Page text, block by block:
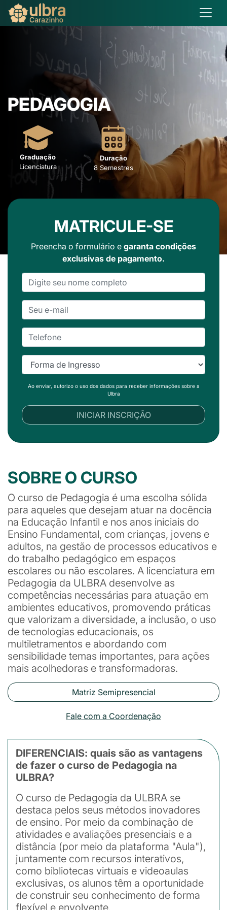
PEDAGOGIA
Graduação
Licenciatura
Duração
8 Semestres
MATRICULE-SE
Preencha o formulário e garanta condições
exclusivas de pagamento.
Ao enviar, autorizo o uso dos dados para receber informações sobre a
Ulbra
INICIAR INSCRIÇÃO
SOBRE O CURSO
O curso de Pedagogia é uma escolha sólida
para aqueles que desejam atuar na docência
na Educação Infantil e nos anos iniciais do
Ensino Fundamental, com crianças, jovens e
adultos, na gestão de processos educativos e
do trabalho pedagógico em espaços
escolares ou não escolares. A licenciatura em
Pedagogia da ULBRA desenvolve as
competências necessárias para atuação em
ambientes educativos, promovendo práticas
que valorizam a diversidade, a inclusão, o uso
de tecnologias educacionais, os
multiletramentos e abordando com
sensibilidade temas importantes, para ações
mais acolhedoras e transformadoras.
Matriz Semipresencial
Fale com a Coordenação
DIFERENCIAIS: quais são as vantagens
de fazer o curso de Pedagogia na
ULBRA?
O curso de Pedagogia da ULBRA se
destaca pelos seus métodos inovadores
de ensino. Por meio da combinação de
atividades e avaliações presenciais e a
distância (por meio da plataforma "Aula"),
juntamente com recursos interativos,
como bibliotecas virtuais e videoaulas
exclusivas, os alunos têm a oportunidade
de construir seu conhecimento de forma
flexível e envolvente.